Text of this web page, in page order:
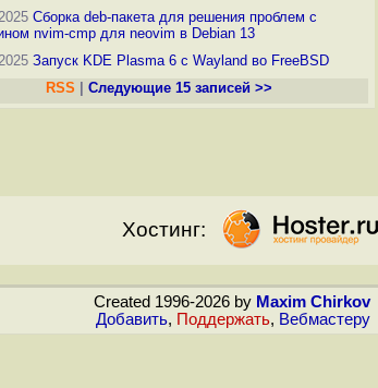
Сборка deb-пакета для решения проблем с
nvim-cmp для neovim в Debian 13
Запуск KDE Plasma 6 с Wayland во FreeBSD
RSS
Следующие 15 записей >>
Хостинг:
Created 1996-2026 by Maxim Chirkov
Добавить, Поддержать, Вебмастеру